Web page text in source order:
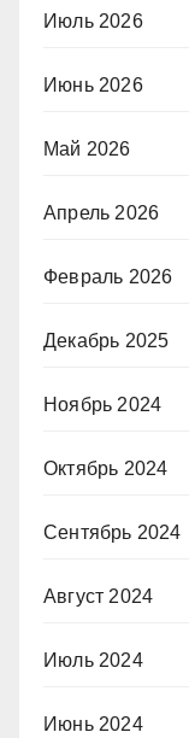
Июль 2026
Июнь 2026
Май 2026
Апрель 2026
Февраль 2026
Декабрь 2025
Ноябрь 2024
Октябрь 2024
Сентябрь 2024
Август 2024
Июль 2024
Июнь 2024